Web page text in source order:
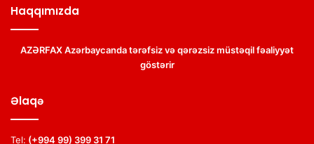
Haqqımızda
AZƏRFAX Azərbaycanda tərəfsiz və qərəzsiz müstəqil fəaliyyət
göstərir
Əlaqə
Tel: (+994 99) 399 31 71